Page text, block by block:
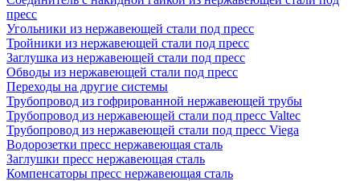
пресс
Угольники из нержавеющей стали под пресс
Тройники из нержавеющей стали под пресс
Заглушка из нержавеющей стали под пресс
Обводы из нержавеющей стали под пресс
Переходы на другие системы
Трубопровод из гофрированной нержавеющей трубы
Трубопровод из нержавеющей стали под пресс Valtec
Трубопровод из нержавеющей стали под пресс Viega
Водорозетки пресс нержавеющая сталь
Заглушки пресс нержавеющая сталь
Компенсаторы пресс нержавеющая сталь